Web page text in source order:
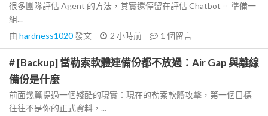
很多團隊評估 Agent 的方法，其實還停留在評估 Chatbot。 準備一
組...
由 hardness1020發文 2 小時前 1 個留言
# [Backup] 當勒索軟體連備份都不放過：Air Gap 與離線
備份是什麼
前面幾篇提過一個殘酷的現實：現在的勒索軟體攻擊，第一個目標
往往不是你的正式資料，...